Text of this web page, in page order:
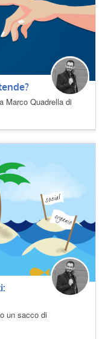
Marco Quadrella di
un sacco di